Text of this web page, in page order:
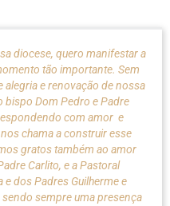
diocese, quero manifestar a
tão importante. Sem
e renovação de nossa
bispo Dom Pedro e Padre
com amor e
chama a construir esse
gratos também ao amor
Carlito, e a Pastoral
dos Padres Guilherme e
sempre uma presença